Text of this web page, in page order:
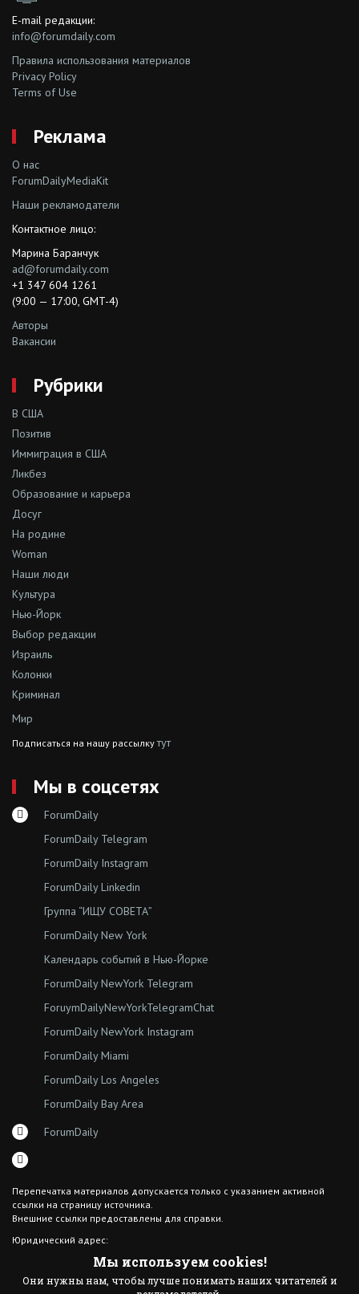
E-mail редакции:
info@forumdaily.com
Правила использования материалов
Privacy Policy
Terms of Use
Реклама
О нас
ForumDailyMediaKit
Наши рекламодатели
Контактное лицо:
Марина Баранчук
ad@forumdaily.com
+1 347 604 1261
(9:00 — 17:00, GMT-4)
Авторы
Вакансии
Рубрики
В США
Позитив
Иммиграция в США
Ликбез
Образование и карьера
Досуг
На родине
Woman
Наши люди
Культура
Нью-Йорк
Выбор редакции
Израиль
Колонки
Криминал
Мир
Подписаться на нашу рассылкутут
Мы в соцсетях
ForumDaily
ForumDaily Telegram
ForumDaily Instagram
ForumDaily Linkedin
Группа “ИЩУ СОВЕТА”
ForumDaily New York
Календарь событий в Нью-Йорке
ForumDaily NewYork Telegram
ForuymDailyNewYorkTelegramChat
ForumDaily NewYork Instagram
ForumDaily Miami
ForumDaily Los Angeles
ForumDaily Bay Area
ForumDaily
Перепечатка материалов допускается только с указанием активной
ссылки на страницу источника.
Внешние ссылки предоставлены для справки.
Юридический адрес:
Brooklyn NY 11204
© 2015 ForumDaily inc.
Мы используем cookies!
Они нужны нам, чтобы лучше понимать наших читателей и